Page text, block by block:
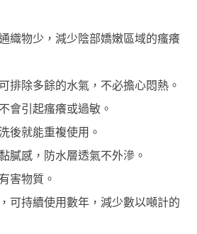
織物少，減少陰部嬌嫩區域的瘙癢
排除多餘的水氣，不必擔心悶熱。
會引起瘙癢或過敏。
後就能重複使用。
膩感，防水層透氣不外滲。
害物質。
可持續使用數年，減少數以噸計的